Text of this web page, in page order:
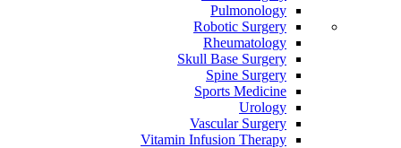
Pulmonology
Robotic Surgery
Rheumatology
Skull Base Surgery
Spine Surgery
Sports Medicine
Urology
Vascular Surgery
Vitamin Infusion Therapy